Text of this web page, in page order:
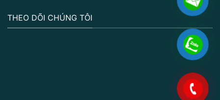
THEO DÕI CHÚNG TÔI
.